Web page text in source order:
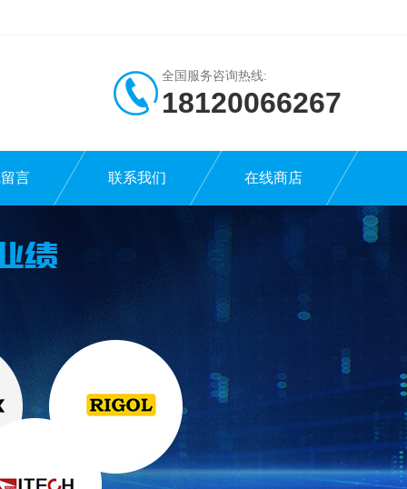
全国服务咨询热线:
18120066267
言 联系我们 在线商店